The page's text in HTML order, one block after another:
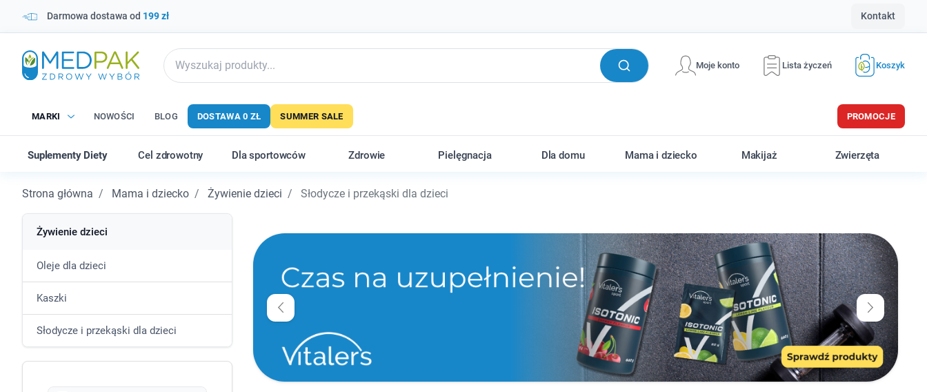
Darmowa dostawa od 199 zł Kontakt
Moje konto Lista życzeń Koszyk
MARKI NOWOŚCI BLOG DOSTAWA 0 ZŁ SUMMER SALE PROMOCJE
Suplementy Diety Cel zdrowotny Dla sportowców Zdrowie Pielęgnacja Dla domu Mama i dziecko Makijaż Zwierzęta
Strona główna Mama i dziecko Żywienie dzieci Słodycze i przekąski dla dzieci
Żywienie dzieci
Oleje dla dzieci
Kaszki
Słodycze i przekąski dla dzieci